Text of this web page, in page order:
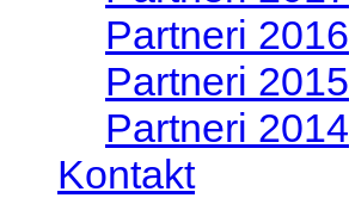
Partneri 2016
Partneri 2015
Partneri 2014
Kontakt